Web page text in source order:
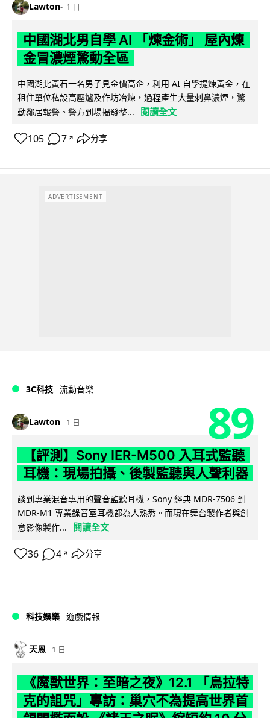
Lawton 1 日
中國湖北男自學 AI 「煉金術」 屋內煉
金冒濃煙驚動全區
中國湖北黃石一名男子見金價高企，利用 AI 自學提煉黃金，在
租住單位私設高壓爐及作坊冶煉，過程產生大量刺鼻濃煙，驚
動鄰居報警。警方到場揭發整...
閱讀全文
105 7 ↗ 分享
ADVERTISEMENT
3C科技 流動音樂
Lawton 1 日 89
【評測】Sony IER-M500 入耳式監聽
耳機：現場拍攝、後製監聽與人聲利器
談到專業混音專用的聲音監聽耳機，Sony 經典 MDR-7506 到
MDR-M1 專業錄音室耳機都為人熟悉。而現在舞台製作者與創
意影像製作...
閱讀全文
36 4 ↗ 分享
科技娛樂 遊戲情報
天恩 1 日
《魔獸世界：至暗之夜》12.1 「烏拉特
克的詛咒」專訪：巢穴不為提高世界首